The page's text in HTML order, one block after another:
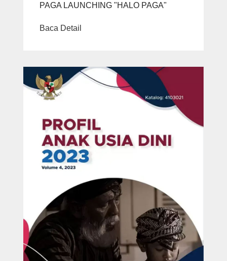
PAGA LAUNCHING "HALO PAGA"
Baca Detail